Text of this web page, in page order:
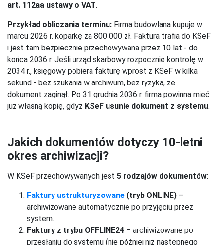
art. 112aa ustawy o VAT.
Przykład obliczania terminu: Firma budowlana kupuje w
marcu 2026 r. koparkę za 800 000 zł. Faktura trafia do KSeF
i jest tam bezpiecznie przechowywana przez 10 lat - do
końca 2036 r. Jeśli urząd skarbowy rozpocznie kontrolę w
2034 r., księgowy pobiera fakturę wprost z KSeF w kilka
sekund - bez szukania w archiwum, bez ryzyka, że
dokument zaginął. Po 31 grudnia 2036 r. firma powinna mieć
już własną kopię, gdyż KSeF usunie dokument z systemu.
Jakich dokumentów dotyczy 10-letni
okres archiwizacji?
W KSeF przechowywanych jest 5 rodzajów dokumentów:
Faktury ustrukturyzowane (tryb ONLINE) –
archiwizowane automatycznie po przyjęciu przez
system.
Faktury z trybu OFFLINE24 – archiwizowane po
przesłaniu do systemu (nie później niż następnego